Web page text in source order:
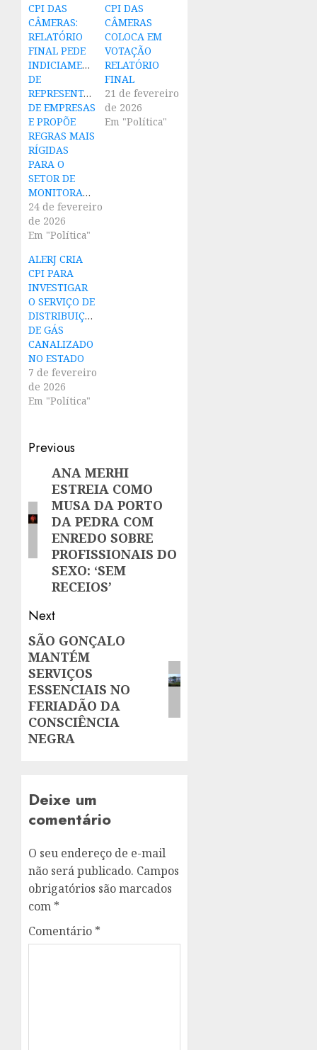
CPI DAS
CÂMERAS:
RELATÓRIO
FINAL PEDE
INDICIAMENTO
DE
REPRESENTANTES
DE EMPRESAS
E PROPÕE
REGRAS MAIS
RÍGIDAS
PARA O
SETOR DE
MONITORAMENTO
24 de fevereiro
de 2026
Em "Política"
CPI DAS
CÂMERAS
COLOCA EM
VOTAÇÃO
RELATÓRIO
FINAL
21 de fevereiro
de 2026
Em "Política"
ALERJ CRIA
CPI PARA
INVESTIGAR
O SERVIÇO DE
DISTRIBUIÇÃO
DE GÁS
CANALIZADO
NO ESTADO
7 de fevereiro
de 2026
Em "Política"
Post
navigation
Previous
Previous
post:
ANA MERHI
ESTREIA COMO
MUSA DA PORTO
DA PEDRA COM
ENREDO SOBRE
PROFISSIONAIS DO
SEXO: ‘SEM
RECEIOS’
Next
Next
post:
SÃO GONÇALO
MANTÉM
SERVIÇOS
ESSENCIAIS NO
FERIADÃO DA
CONSCIÊNCIA
NEGRA
Deixe um
comentário
O seu endereço de e-mail
não será publicado. Campos
obrigatórios são marcados
com *
Comentário *